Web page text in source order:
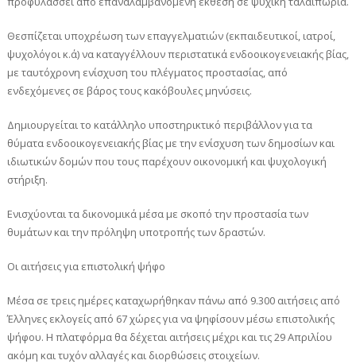
Θεσπίζεται υποχρέωση των επαγγελματιών (εκπαιδευτικοί, ιατροί,
ψυχολόγοι κ.ά) να καταγγέλλουν περιστατικά ενδοοικογενειακής βίας,
με ταυτόχρονη ενίσχυση του πλέγματος προστασίας, από
ενδεχόμενες σε βάρος τους κακόβουλες μηνύσεις.
Δημιουργείται το κατάλληλο υποστηρικτικό περιβάλλον για τα
θύματα ενδοοικογενειακής βίας με την ενίσχυση των δημοσίων και
ιδιωτικών δομών που τους παρέχουν οικονομική και ψυχολογική
στήριξη.
Ενισχύονται τα δικονομικά μέσα με σκοπό την προστασία των
θυμάτων και την πρόληψη υποτροπής των δραστών.
Οι αιτήσεις για επιστολική ψήφο
Μέσα σε τρεις ημέρες καταχωρήθηκαν πάνω από 9.300 αιτήσεις από
Έλληνες εκλογείς από 67 χώρες για να ψηφίσουν μέσω επιστολικής
ψήφου. Η πλατφόρμα θα δέχεται αιτήσεις μέχρι και τις 29 Απριλίου
ακόμη και τυχόν αλλαγές και διορθώσεις στοιχείων.